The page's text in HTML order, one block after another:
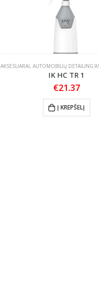
AKSESUARAI, AUTOMOBILIŲ
IK HC TR 1
€21.37
Į KREPŠELĮ